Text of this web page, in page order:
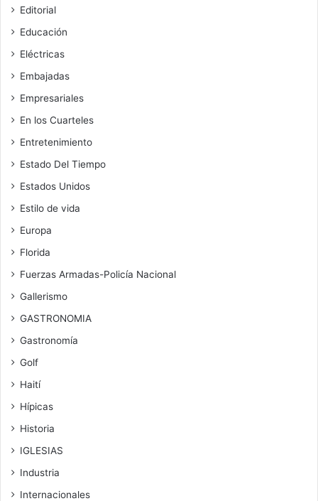
Editorial
Educación
Eléctricas
Embajadas
Empresariales
En los Cuarteles
Entretenimiento
Estado Del Tiempo
Estados Unidos
Estilo de vida
Europa
Florida
Fuerzas Armadas-Policía Nacional
Gallerismo
GASTRONOMIA
Gastronomía
Golf
Haití
Hípicas
Historia
IGLESIAS
Industria
Internacionales